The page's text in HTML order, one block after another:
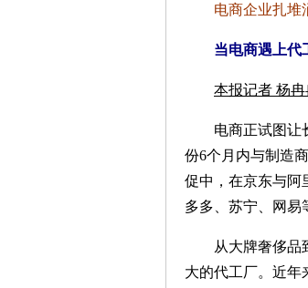
电商企业扎堆
当电商遇上代
本报记者 杨冉
电商正试图让长
份6个月内与制造
促中，在京东与阿
多多、苏宁、网易
从大牌奢侈品到
大的代工厂。近年